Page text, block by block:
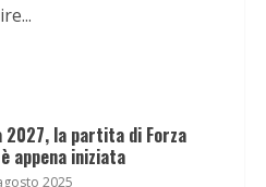
2027, la partita di Forza
appena iniziata
2025